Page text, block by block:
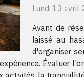
Lundi 13 avril
Avant de
laissé au
d'organiser
Évaluer
activités, la